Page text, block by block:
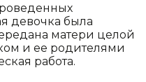
девочка была
матери целой
и ее родителями
работа.